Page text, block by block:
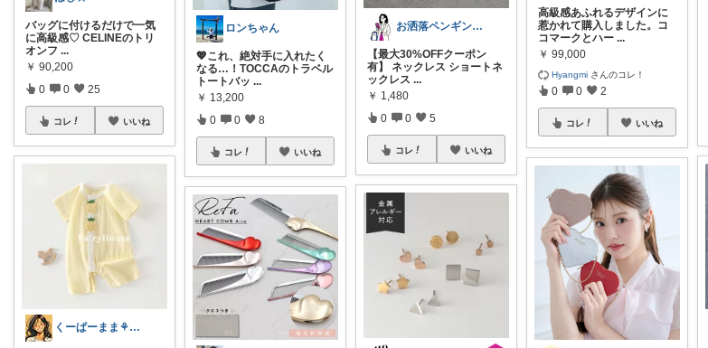
バッグに付けるだけで一気
に高級感♡ CELINEのトリ
オンフ ...
￥ 90,200
0 0 25
コレ いいね
くーぱーまま⚘ベビー&こども服🐥
ロンちゃん
💖これ、絶対手に入れたく
なる…！TOCCAのトラベル
トートバッ ...
￥ 13,200
0 0 8
コレ いいね
お洒落ペンギン🐧暮らし×ときめき
【最大30%OFFクーポン
有】 ネックレス ショートネ
ックレス ...
￥ 1,480
0 0 5
コレ いいね
高級感あふれるデザインに
惹かれて購入しました。コ
コマークとハー ...
￥ 99,000
Hyangmi さんのコレ！
0 0 2
コレ いいね